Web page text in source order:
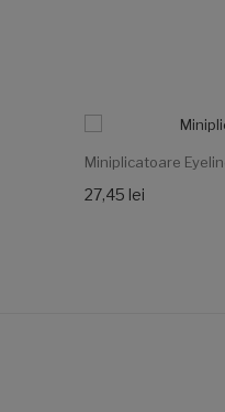
Miniplicatoare
27,45 lei